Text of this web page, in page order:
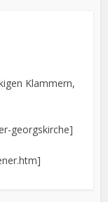
Klammern,
georgskirche]